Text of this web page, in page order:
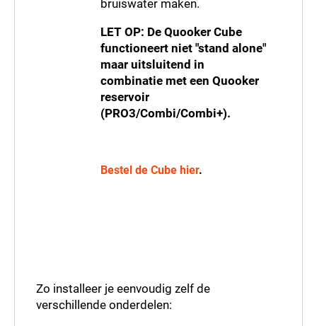
Type de karakters die je in de afbeelding ziet
LET OP: De Quooker Cube
functioneert niet "stand alone"
maar uitsluitend in
combinatie met een Quooker
reservoir
(PRO3/Combi/Combi+).
Bestel de Cube hier.
Zo installeer je eenvoudig zelf de
verschillende onderdelen: